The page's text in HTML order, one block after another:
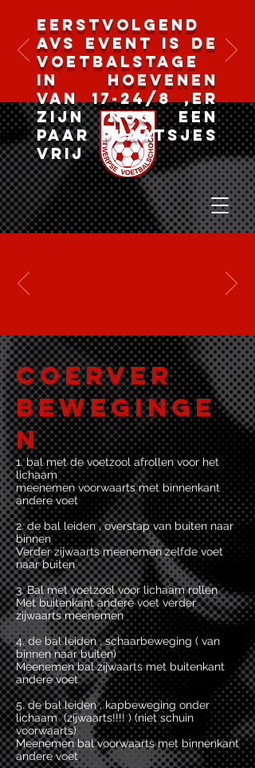
Eerstvolgend
AVS event is de
voetbalstage
in Hoevenen
van 17-24/8 ,er
zijn nog een
paar plaatsjes
vrij
Coerver
beweginge
n
1. bal met de voetzool afrollen voor het
lichaam
meenemen voorwaarts met binnenkant
andere voet
2. de bal leiden , overstap van buiten naar
binnen
Verder zijwaarts meenemen zelfde voet
naar buiten
3. Bal met voetzool voor lichaam rollen
Met buitenkant andere voet verder
zijwaarts meenemen
4. de bal leiden , schaarbeweging ( van
binnen naar buiten)
Meenemen bal zijwaarts met buitenkant
andere voet
5. de bal leiden , kapbeweging onder
lichaam (zijwaarts!!!! ) (niet schuin
voorwaarts)
Meenemen bal voorwaarts met binnenkant
andere voet